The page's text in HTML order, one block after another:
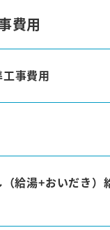
費用
事費用
給湯+おいだき）